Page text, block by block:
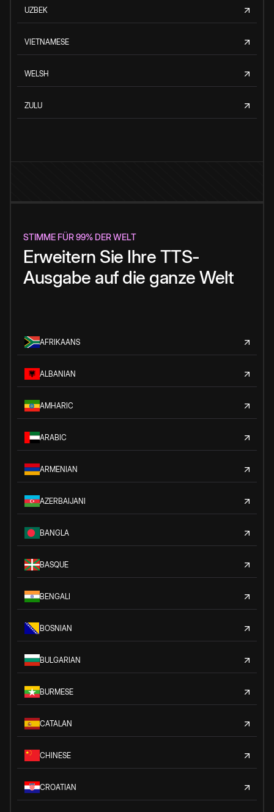
UZBEK
VIETNAMESE
WELSH
ZULU
STIMME FÜR 99% DER WELT
Erweitern Sie Ihre TTS-
Ausgabe auf die ganze Welt
AFRIKAANS
ALBANIAN
AMHARIC
ARABIC
ARMENIAN
AZERBAIJANI
BANGLA
BASQUE
BENGALI
BOSNIAN
BULGARIAN
BURMESE
CATALAN
CHINESE
CROATIAN